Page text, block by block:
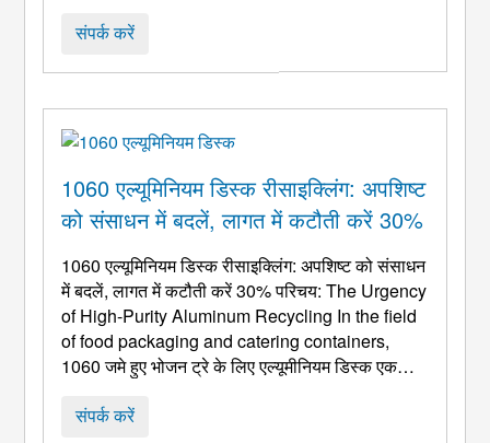
सकता है. , लेकिन यह धातु की प्लास्टिसिटी के बिगड़ने के
संपर्क करें
1060 एल्यूमिनियम डिस्क रीसाइक्लिंग: अपशिष्ट
को संसाधन में बदलें, लागत में कटौती करें 30%
1060 एल्यूमिनियम डिस्क रीसाइक्लिंग: अपशिष्ट को संसाधन
में बदलें, लागत में कटौती करें 30% परिचय:The Urgency
of High-Purity Aluminum Recycling In the field
of food packaging and catering containers,
1060 जमे हुए भोजन ट्रे के लिए एल्यूमीनियम डिस्क एक
तरह के उत्पाद, उनका धन्यवाद 99.6% उच्च शुद्धता, उत्कृष्ट
संपर्क करें